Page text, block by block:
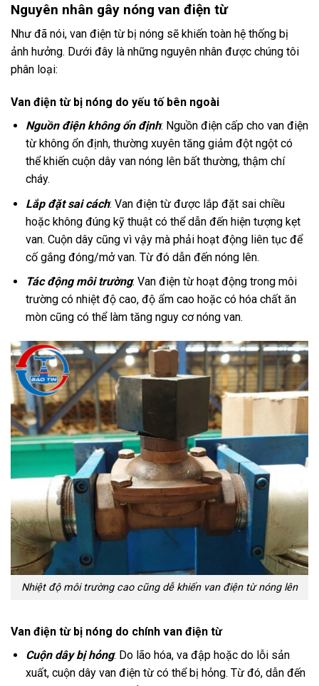
Nguyên nhân gây nóng van điện từ
Như đã nói, van điện từ bị nóng sẽ khiến toàn hệ thống bị
ảnh hưởng. Dưới đây là những nguyên nhân được chúng tôi
phân loại:
Van điện từ bị nóng do yếu tố bên ngoài
Nguồn điện không ổn định: Nguồn điện cấp cho van điện
từ không ổn định, thường xuyên tăng giảm đột ngột có
thể khiến cuộn dây van nóng lên bất thường, thậm chí
cháy.
Lắp đặt sai cách: Van điện từ được lắp đặt sai chiều
hoặc không đúng kỹ thuật có thể dẫn đến hiện tượng kẹt
van. Cuộn dây cũng vì vậy mà phải hoạt động liên tục để
cố gắng đóng/mở van. Từ đó dẫn đến nóng lên.
Tác động môi trường: Van điện từ hoạt động trong môi
trường có nhiệt độ cao, độ ẩm cao hoặc có hóa chất ăn
mòn cũng có thể làm tăng nguy cơ nóng van.
Nhiệt độ môi trường cao cũng dễ khiến van điện từ nóng lên
Van điện từ bị nóng do chính van điện từ
Cuộn dây bị hỏng: Do lão hóa, va đập hoặc do lỗi sản
xuất, cuộn dây van điện từ có thể bị hỏng. Từ đó, dẫn đến